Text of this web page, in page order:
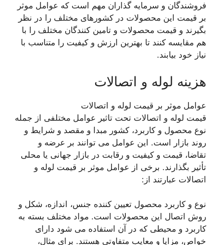
فروشندگان و سرمایه گذاران مهم است که عوامل موثر
بر قیمت این محصولات در کشورهای مختلف را در نظر
بگیرند و قیمت محصولات و تامین کنندگان مختلف را با
هم مقایسه کنند تا بهترین ارزش و کیفیت را متناسب با
نیاز خود بیابند.
هزینه لوله و اتصالات
عوامل موثر بر قیمت لوله و اتصالات
قیمت لوله و اتصالات تحت تاثیر عوامل مختلفی از جمله
نوع محصول و کاربرد، کشور مبدا و مقصد و شرایط و
روند بازار است. این عوامل می توانند بر عرضه و
تقاضا، قیمت و کیفیت و رقابت در بازار جهانی یا محلی
تأثیر بگذارند. برخی از عوامل موثر بر قیمت لوله و
اتصالات عبارتند از:
نوع و کاربرد محصول تعیین کننده جنس، اندازه، شکل و
روش اتصال این محصولات است. مواد مختلف بسته به
کاربرد و محیطی که در آن استفاده می شود دارای
خواص، مزایا و معایب متفاوتی هستند. برای مثال،